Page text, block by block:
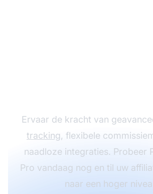
Ervaar de kracht van
tracking, flexibele
naadloze integraties. Probeer
Pro vandaag nog en til uw
naar een hoger